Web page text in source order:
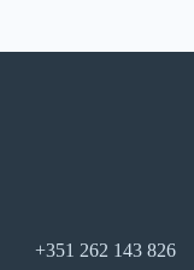
+351 262 143 826